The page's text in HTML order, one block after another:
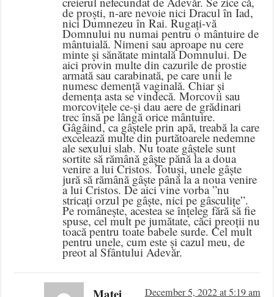
de proști, n-are nevoie nici Dracul în Iad,
nici Dumnezeu în Rai. Rugați-vă
Domnului nu numai pentru o mântuire de
mântuială. Nimeni sau aproape nu cere
minte și sănătate mintală Domnului. De
aici provin multe din cazurile de prostie
armată sau carabinată, pe care unii le
numesc demență vaginală. Chiar și
demența asta se vindecă. Morcovii sau
morcovițele ce-și dau aere de grădinari
trec însă pe lângă orice mântuire.
Gâgâind, ca gâștele prin apă, treabă la care
excelează multe din purtătoarele nedemne
ale sexului slab. Nu toate gâștele sunt
sortite să rămână gâște pănă la a doua
venire a lui Cristos. Totuși, unele gâște
jură să rămână gâște până la a noua venire
a lui Cristos. De aici vine vorba ”nu
stricați orzul pe gâște, nici pe gâsculițe”.
Pe românește, acestea se înțeleg fără să fie
spuse, cel mult pe jumătate, căci preoții nu
toacă pentru toate babele surde. Cel mult
pentru unele, cum este și cazul meu, de
preot al Sfântului Adevăr.
December 5, 2022 at 5:19 am